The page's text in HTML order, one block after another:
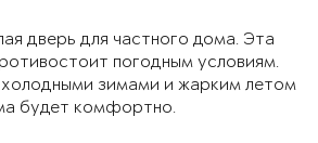
дверь для частного дома. Эта
погодным условиям.
зимами и жарким летом
будет комфортно.